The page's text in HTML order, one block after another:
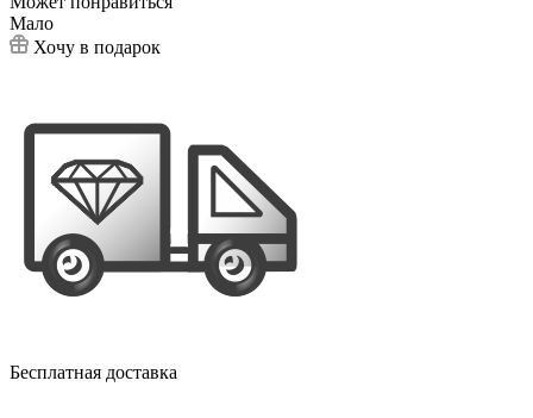
Мало
Хочу в подарок
Бесплатная доставка